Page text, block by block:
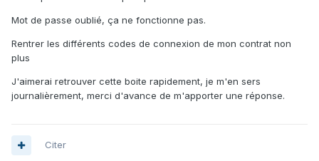
Mot de passe oublié, ça ne fonctionne pas.
Rentrer les différents codes de connexion de mon contrat non
plus
J'aimerai retrouver cette boite rapidement, je m'en sers
journalièrement, merci d'avance de m'apporter une réponse.
Citer